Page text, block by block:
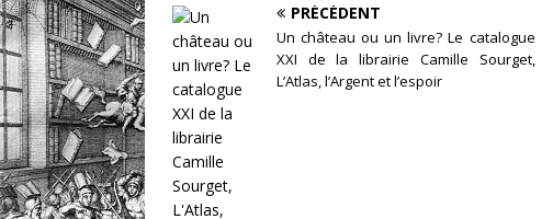
PRÉCÉDENT
Un château ou un livre? Le catalogue
XXI de la librairie Camille Sourget,
L’Atlas, l’Argent et l’espoir